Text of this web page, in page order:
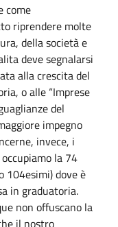
come
riprendere molte
della società e
deve segnalarsi
alla crescita del
o alle “Imprese
del
impegno
invece, i
la 74
104esimi) dove è
in graduatoria.
non offuscano la
il nostro